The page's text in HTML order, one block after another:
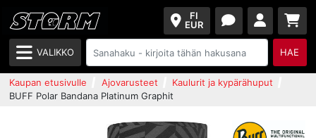
FI
EUR
VALIKKO HAE
Kaupan etusivulle Ajovarusteet
Kaulurit ja kypärähuput
BUFF Polar Bandana Platinum Graphit